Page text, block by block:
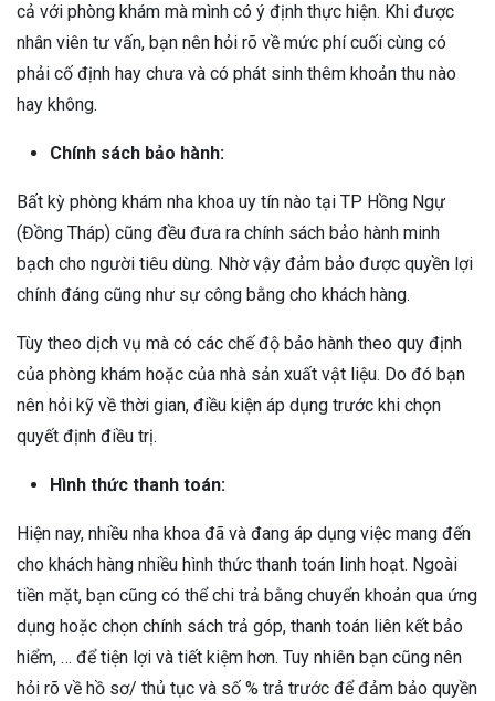
cả với phòng khám mà mình có ý định thực hiện. Khi được
nhân viên tư vấn, bạn nên hỏi rõ về mức phí cuối cùng có
phải cố định hay chưa và có phát sinh thêm khoản thu nào
hay không.
Chính sách bảo hành:
Bất kỳ phòng khám nha khoa uy tín nào tại TP Hồng Ngự
(Đồng Tháp) cũng đều đưa ra chính sách bảo hành minh
bạch cho người tiêu dùng. Nhờ vậy đảm bảo được quyền lợi
chính đáng cũng như sự công bằng cho khách hàng.
Tùy theo dịch vụ mà có các chế độ bảo hành theo quy định
của phòng khám hoặc của nhà sản xuất vật liệu. Do đó bạn
nên hỏi kỹ về thời gian, điều kiện áp dụng trước khi chọn
quyết định điều trị.
Hình thức thanh toán:
Hiện nay, nhiều nha khoa đã và đang áp dụng việc mang đến
cho khách hàng nhiều hình thức thanh toán linh hoạt. Ngoài
tiền mặt, bạn cũng có thể chi trả bằng chuyển khoản qua ứng
dụng hoặc chọn chính sách trả góp, thanh toán liên kết bảo
hiểm, … để tiện lợi và tiết kiệm hơn. Tuy nhiên bạn cũng nên
hỏi rõ về hồ sơ/ thủ tục và số % trả trước để đảm bảo quyền